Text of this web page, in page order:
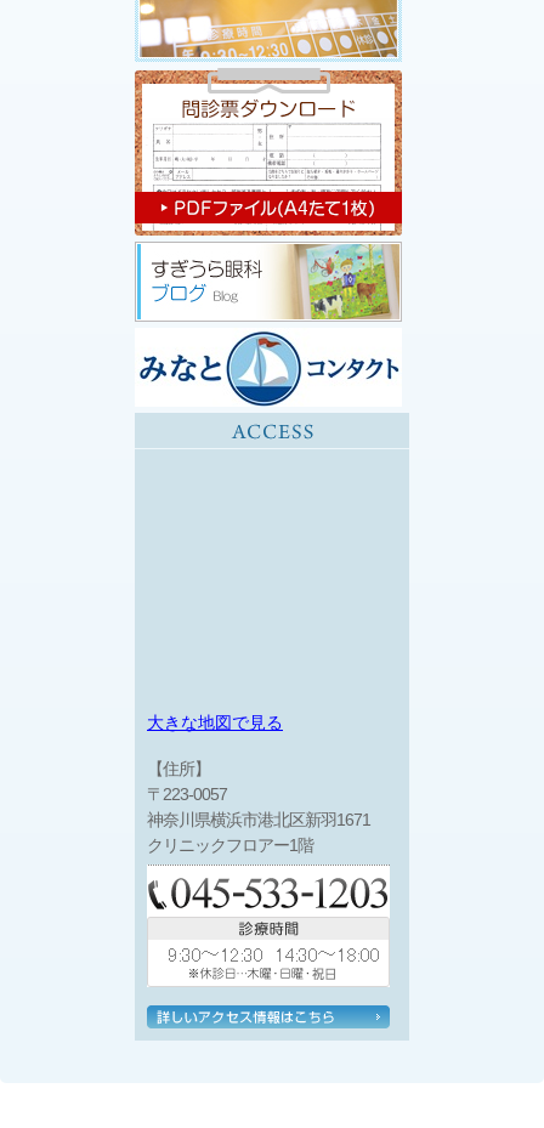
大きな地図で見る
【住所】
〒223-0057
神奈川県横浜市港北区新羽1671
クリニックフロアー1階